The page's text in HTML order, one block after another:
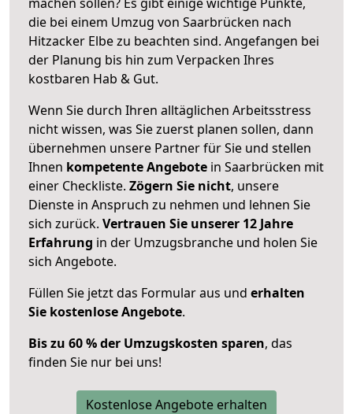
die bei einem Umzug von Saarbrücken nach
Hitzacker Elbe zu beachten sind. Angefangen bei
der Planung bis hin zum Verpacken Ihres
kostbaren Hab & Gut.
Wenn Sie durch Ihren alltäglichen Arbeitsstress
nicht wissen, was Sie zuerst planen sollen, dann
übernehmen unsere Partner für Sie und stellen
Ihnen kompetente Angebote in Saarbrücken mit
einer Checkliste. Zögern Sie nicht, unsere
Dienste in Anspruch zu nehmen und lehnen Sie
sich zurück. Vertrauen Sie unserer 12 Jahre
Erfahrung in der Umzugsbranche und holen Sie
sich Angebote.
Füllen Sie jetzt das Formular aus und erhalten
Sie kostenlose Angebote.
Bis zu 60 % der Umzugskosten sparen, das
finden Sie nur bei uns!
Kostenlose Angebote erhalten